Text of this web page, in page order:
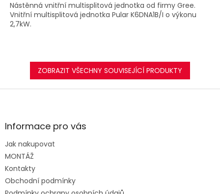
Nástěnná vnitřní multisplitová jednotka od firmy Gree.
Vnitřní multisplitová jednotka Pular K6DNA1B/I o výkonu
2,7kW.
ZOBRAZIT VŠECHNY SOUVISEJÍCÍ PRODUKTY
Z
aInformace pro vás
Jak nakupovat
MONTÁŽ
Kontakty
Obchodní podmínky